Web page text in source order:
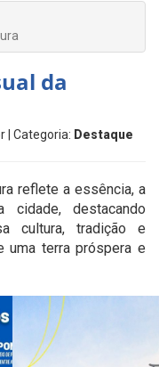
da
| Categoria: Destaque
reflete a essência, a
destacando
cultura, tradição e
uma terra próspera e